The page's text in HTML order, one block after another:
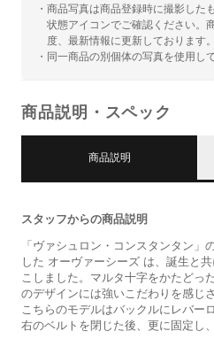
・商品写真は商品登録時に撮影した
状態アイコンでご確認ください。
度、最新情報に更新しております。
・同一商品の別個体の写真を使用し
商品説明・スペック
商品説明
スタッフからの商品説明
「ヴァシュロン・コンスタンタン」
した オーヴァーシーズ は、誕生と
こしました。マルタ十字をかたどっ
のデザインには強いこだわりを感じ
こちらのモデルはバックルにレバー
右のベルトを閉じた後、更に固定し